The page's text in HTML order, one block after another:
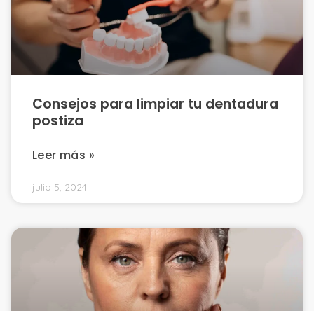
Consejos para limpiar tu dentadura
postiza
Leer más »
julio 5, 2024